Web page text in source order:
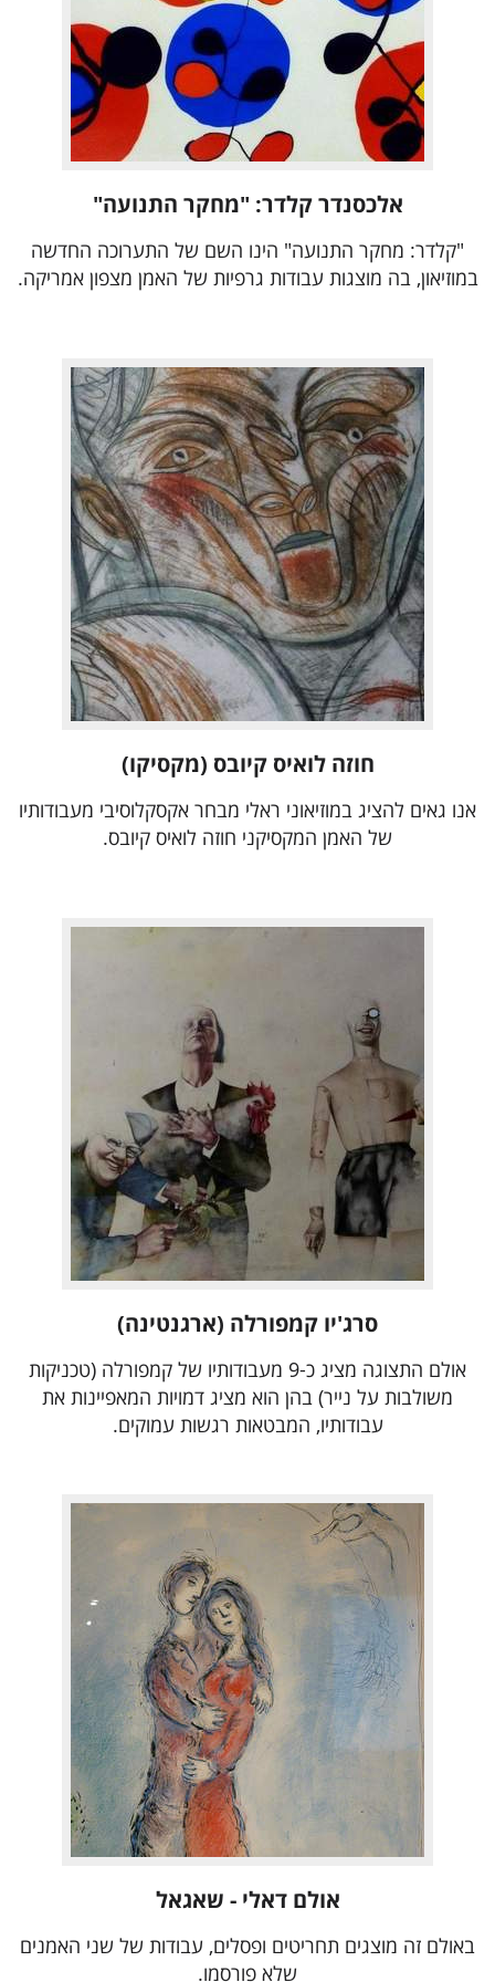
אלכסנדר קלדר: "מחקר התנועה"
"קלדר: מחקר התנועה" הינו השם של התערוכה החדשה
במוזיאון, בה מוצגות עבודות גרפיות של האמן מצפון אמריקה.
חוזה לואיס קיובס (מקסיקו)
אנו גאים להציג במוזיאוני ראלי מבחר אקסקלוסיבי מעבודותיו
של האמן המקסיקני חוזה לואיס קיובס.
סרג'יו קמפורלה (ארגנטינה)
אולם התצוגה מציג כ-9 מעבודותיו של קמפורלה (טכניקות
משולבות על נייר) בהן הוא מציג דמויות המאפיינות את
עבודותיו, המבטאות רגשות עמוקים.
אולם דאלי - שאגאל
באולם זה מוצגים תחריטים ופסלים, עבודות של שני האמנים
שלא פורסמו.